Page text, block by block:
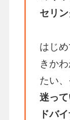
セリ
はじ
きか
たい
迷っ
ドバ